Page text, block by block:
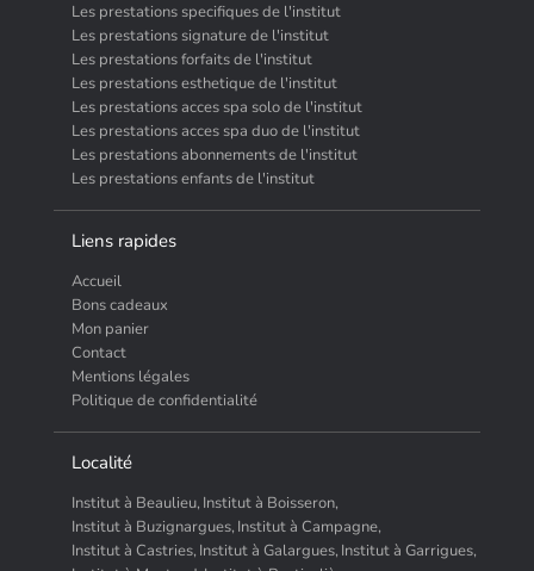
Les prestations specifiques de l'institut
Les prestations signature de l'institut
Les prestations forfaits de l'institut
Les prestations esthetique de l'institut
Les prestations acces spa solo de l'institut
Les prestations acces spa duo de l'institut
Les prestations abonnements de l'institut
Les prestations enfants de l'institut
Liens rapides
Accueil
Bons cadeaux
Mon panier
Contact
Mentions légales
Politique de confidentialité
Localité
Institut à Beaulieu, Institut à Boisseron,
Institut à Buzignargues, Institut à Campagne,
Institut à Castries, Institut à Galargues, Institut à Garrigues,